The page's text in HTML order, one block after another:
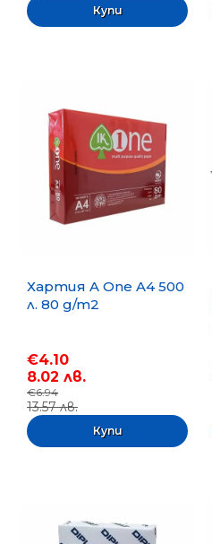
Хартия A One A4 500
л. 80 g/m2
€4.10
8.02 лв.
€6.94
13.57 лв.